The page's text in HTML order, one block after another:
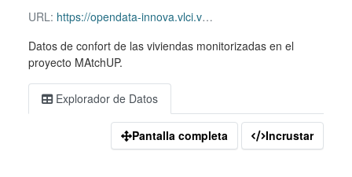
URL: https://opendata-innova.vlci.valencia.es/dataset/37d60fcd-50e2-42d3-9ba9-e36015742dc7/resource/329c09ec-8296-484f-810a-1c7323283580/download/smartsensor_comfort.zip
Datos de confort de las viviendas monitorizadas en el
proyecto MAtchUP.
Explorador de Datos
Pantalla completa Incrustar